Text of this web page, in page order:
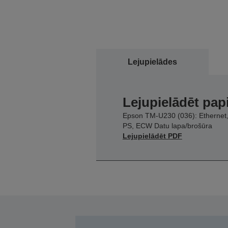
Lejupielādes
Lejupielādēt
Epson TM-U230 (036): Ethernet,
PS, ECW Datu lapa/brošūra
Lejupielādēt PDF